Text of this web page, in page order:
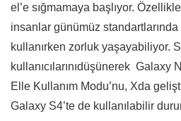
el’e sığmamaya başlıyor.
insanlar günümüz standartlarında
kullanırken zorluk yaşayabiliyor.
kullanıcılarınıdüşünerek Galaxy
Elle Kullanım Modu’nu, Xda
Galaxy S4’te de kullanılabilir